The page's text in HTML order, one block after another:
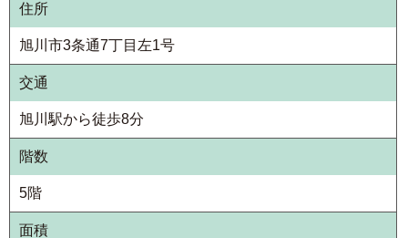
住所
旭川市3条通7丁目左1号
交通
旭川駅から徒歩8分
階数
5階
面積